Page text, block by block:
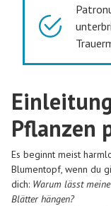
Pflanzen
Es beginnt meist
Blumentopf, wenn du
dich: Warum lässt
Blätter hängen?